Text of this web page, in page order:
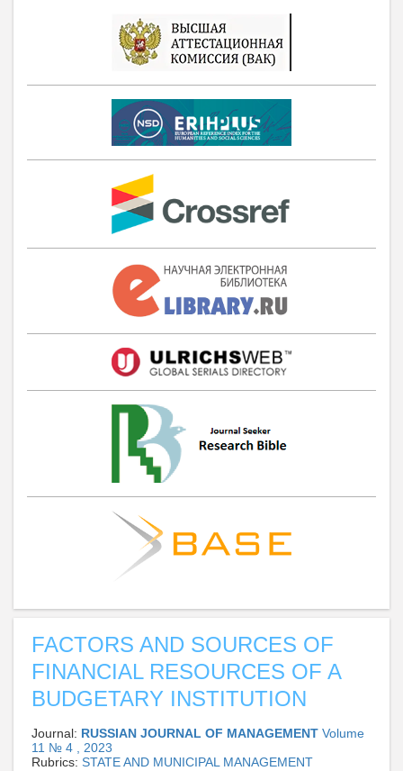
FACTORS AND SOURCES OF
FINANCIAL RESOURCES OF A
BUDGETARY INSTITUTION
Journal: RUSSIAN JOURNAL OF MANAGEMENT Volume
11 № 4 , 2023
Rubrics: STATE AND MUNICIPAL MANAGEMENT